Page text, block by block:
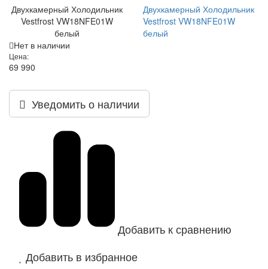
Двухкамерный Холодильник
Vestfrost VW18NFE01W
белый
Двухкамерный Холодильник
Vestfrost VW18NFE01W
белый
Нет в наличии
Цена:
69 990
Уведомить о наличии
Добавить к сравнению
Добавить в избранное